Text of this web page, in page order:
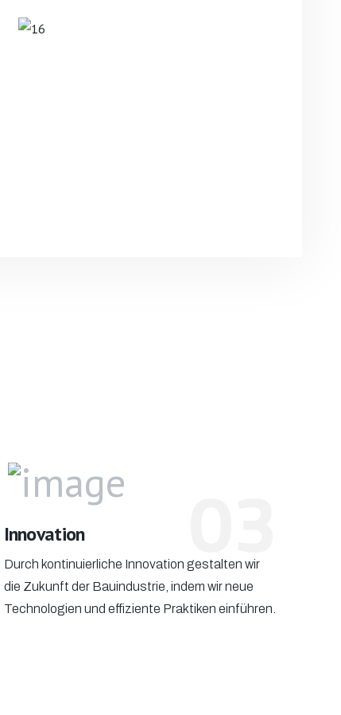
Innovation
Durch kontinuierliche Innovation gestalten wir
die Zukunft der Bauindustrie, indem wir neue
Technologien und effiziente Praktiken einführen.